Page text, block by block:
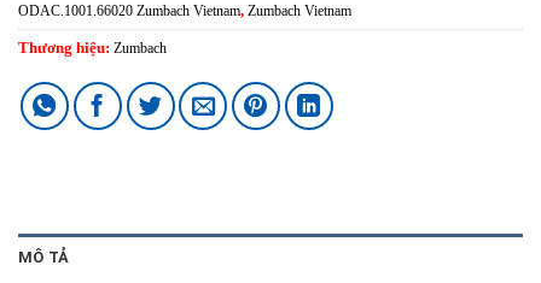
ODAC.1001.66020 Zumbach Vietnam, Zumbach Vietnam
Thương hiệu: Zumbach
MÔ TẢ